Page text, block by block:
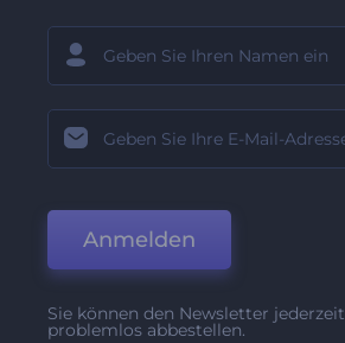
Anmelden
Sie können den Newsletter jederzeit
problemlos abbestellen.